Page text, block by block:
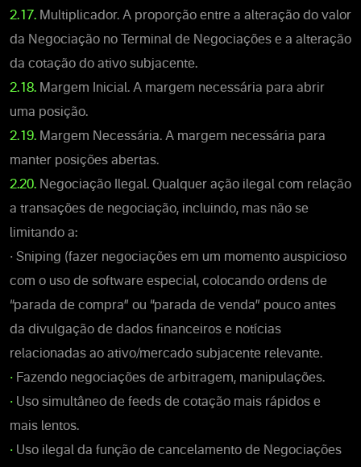
2.17. Multiplicador. A proporção entre a alteração do valor
da Negociação no Terminal de Negociações e a alteração
da cotação do ativo subjacente.
2.18. Margem Inicial. A margem necessária para abrir
uma posição.
2.19. Margem Necessária. A margem necessária para
manter posições abertas.
2.20. Negociação Ilegal. Qualquer ação ilegal com relação
a transações de negociação, incluindo, mas não se
limitando a:
• Sniping (fazer negociações em um momento auspicioso
com o uso de software especial, colocando ordens de
“parada de compra” ou “parada de venda” pouco antes
da divulgação de dados financeiros e notícias
relacionadas ao ativo/mercado subjacente relevante.
• Fazendo negociações de arbitragem, manipulações.
• Uso simultâneo de feeds de cotação mais rápidos e
mais lentos.
• Uso ilegal da função de cancelamento de Negociações